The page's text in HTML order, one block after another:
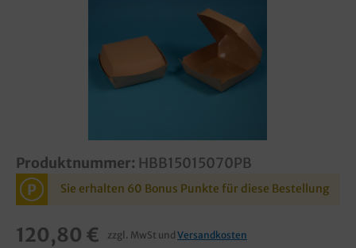
Produktnummer: HBB15015070PB
P Sie erhalten 60 Bonus Punkte für diese Bestellung
120,80 € zzgl. MwSt und Versandkosten